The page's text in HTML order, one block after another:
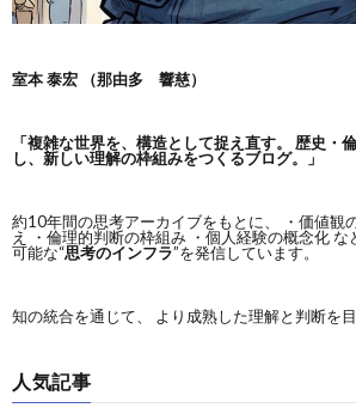
室本 泰宏 （那由多 響慈）
「複雑な世界を、構造として捉え直す。
歴史・
し、新しい理解の枠組みをつくるブログ。」
約10年間の思考アーカイブをもとに、 ・価値観
え ・倫理的判断の枠組み ・個人経験の概念化
可能な“思考のインフラ”を発信しています。
知の統合を通じて、 より成熟した理解と判断を目
人気記事